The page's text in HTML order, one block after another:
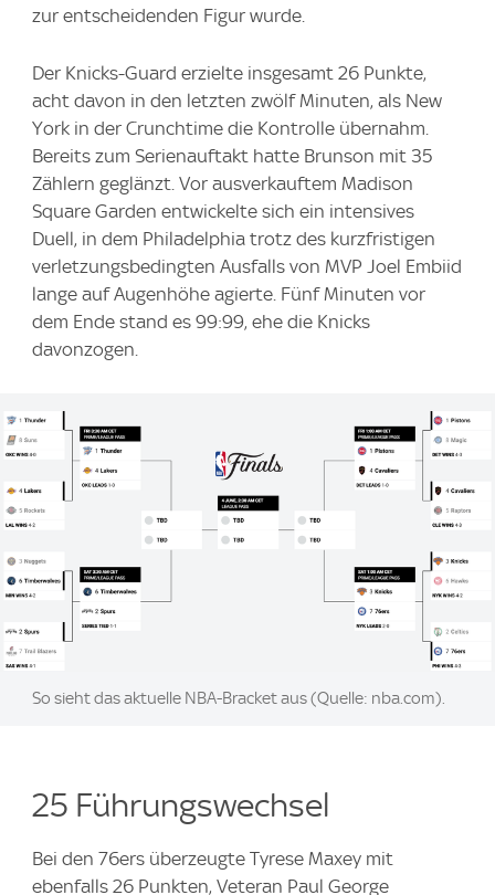
zur entscheidenden Figur wurde.
Der Knicks-Guard erzielte insgesamt 26 Punkte,
acht davon in den letzten zwölf Minuten, als New
York in der Crunchtime die Kontrolle übernahm.
Bereits zum Serienauftakt hatte Brunson mit 35
Zählern geglänzt. Vor ausverkauftem Madison
Square Garden entwickelte sich ein intensives
Duell, in dem Philadelphia trotz des kurzfristigen
verletzungsbedingten Ausfalls von MVP Joel Embiid
lange auf Augenhöhe agierte. Fünf Minuten vor
dem Ende stand es 99:99, ehe die Knicks
davonzogen.
Image:
So sieht das aktuelle NBA-Bracket aus (Quelle: nba.com).
25 Führungswechsel
Bei den 76ers überzeugte Tyrese Maxey mit
ebenfalls 26 Punkten, Veteran Paul George